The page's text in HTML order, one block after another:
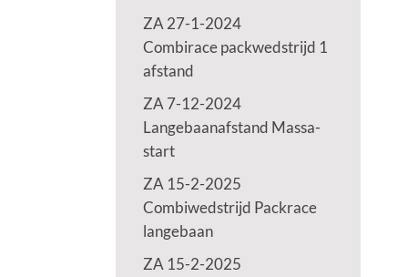
ZA 27-1-2024
Combirace packwedstrijd 1
afstand
ZA 7-12-2024
Langebaanafstand Massa-
start
ZA 15-2-2025
Combiwedstrijd Packrace
langebaan
ZA 15-2-2025